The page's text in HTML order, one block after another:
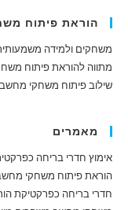
הוראת פיתוח
משחקים ולמידה
מתווה להוראת פיתוח
שילוב פיתוח משחקי מחשב
מאמרים
אימוץ חדרי בריחה
הוראת פיתוח משחקי
חדרי בריחה כפרקטיקת